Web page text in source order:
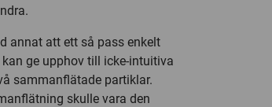
annat att ett så pass enkelt
ge upphov till icke-intuitiva
sammanflätade partiklar.
skulle vara den